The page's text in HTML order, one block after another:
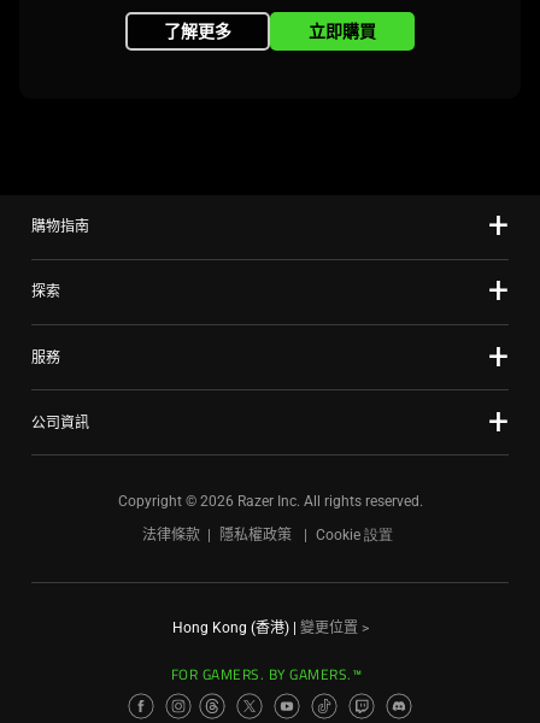
了解更多 立即購買
購物指南
探索
服務
公司資訊
Copyright © 2026 Razer Inc. All rights reserved.
法律條款
隱私權政策 Cookie 設置
Hong Kong (香港)| 變更位置 >
FOR GAMERS. BY GAMERS.™